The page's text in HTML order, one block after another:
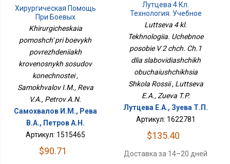
Хирургическая Помощь
При Боевых
Повреждениях
Кровеносных Сосудов
Конечностей
Khirurgicheskaia
pomoshch' pri boevykh
povrezhdeniiakh
krovenosnykh sosudov
konechnostei ,
Samokhvalov I.M., Reva
V.A., Petrov A.N.
Самохвалов И.М., Рева
В.А., Петров А.Н.
Артикул: 1515465
$90.71
Лутцева 4 Кл.
Технология. Учебное
Пособие В 2 Чч. Ч.1 Для
Обучающихся Школа
России
Luttseva 4 kl.
Tekhnologiia. Uchebnoe
posobie V 2 chch. Ch.1
dlia slabovidiashchikh
obuchaiushchikhsia
Shkola Rossii , Luttseva
E.A., Zueva T.P.
Лутцева Е.А., Зуева Т.П.
Артикул: 1622781
$135.40
Доставка за 14–20 дней